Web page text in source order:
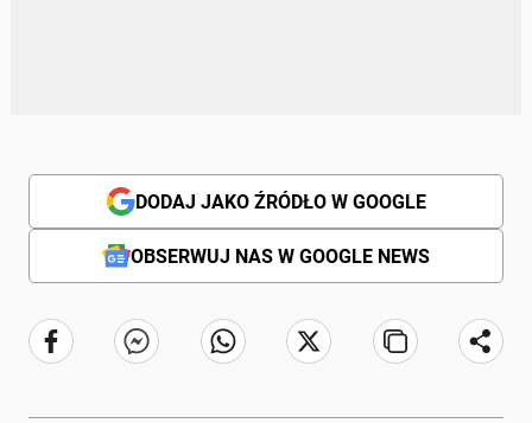
DODAJ JAKO ŹRÓDŁO W GOOGLE
OBSERWUJ NAS W GOOGLE NEWS